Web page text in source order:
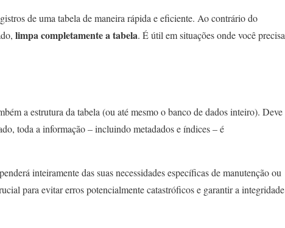
de uma tabela de maneira rápida e eficiente. Ao contrário do
limpa completamente a tabela. É útil em situações onde você precisa
a estrutura da tabela (ou até mesmo o banco de dados inteiro). Deve
toda a informação – incluindo metadados e índices – é
inteiramente das suas necessidades específicas de manutenção ou
para evitar erros potencialmente catastróficos e garantir a integridade